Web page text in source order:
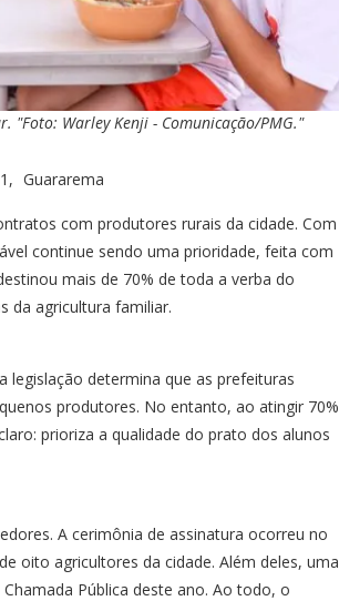
"Foto: Warley Kenji - Comunicação/PMG."
Guararema
com produtores rurais da cidade. Com
continue sendo uma prioridade, feita com
mais de 70% de toda a verba do
da agricultura familiar.
legislação determina que as prefeituras
produtores. No entanto, ao atingir 70%
prioriza a qualidade do prato dos alunos
A cerimônia de assinatura ocorreu no
oito agricultores da cidade. Além deles, uma
Pública deste ano. Ao todo, o